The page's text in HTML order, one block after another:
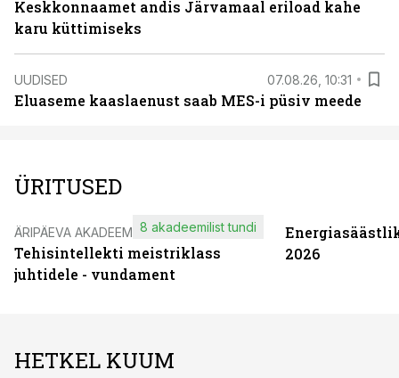
Keskkonnaamet andis Järvamaal eriload kahe
karu küttimiseks
UUDISED 07.08.26, 10:31
Eluaseme kaaslaenust saab MES-i püsiv meede
ÜRITUSED
ÄRIPÄEVA AKADEEMIA
Tehisintellekti meistriklass
juhtidele - vundament
8 akadeemilist tundi
2026
HETKEL KUUM